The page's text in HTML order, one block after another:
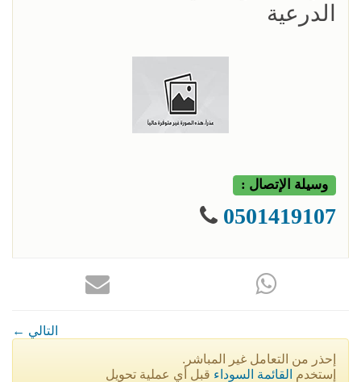
الدرعية
وسيلة الإتصال :
0501419107
← التالي
إحذر من التعامل غير المباشر.
إستخدم القائمة السوداء قبل أي عملية تحويل